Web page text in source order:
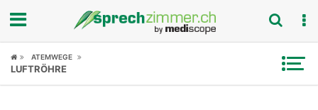
FokusATEMWEGE
LUFTRÖHRE